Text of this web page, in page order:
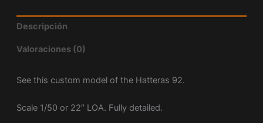
Descripción
Valoraciones (0)
See this custom model of the Hatteras 92.
Scale 1/50 or 22″ LOA. Fully detailed.